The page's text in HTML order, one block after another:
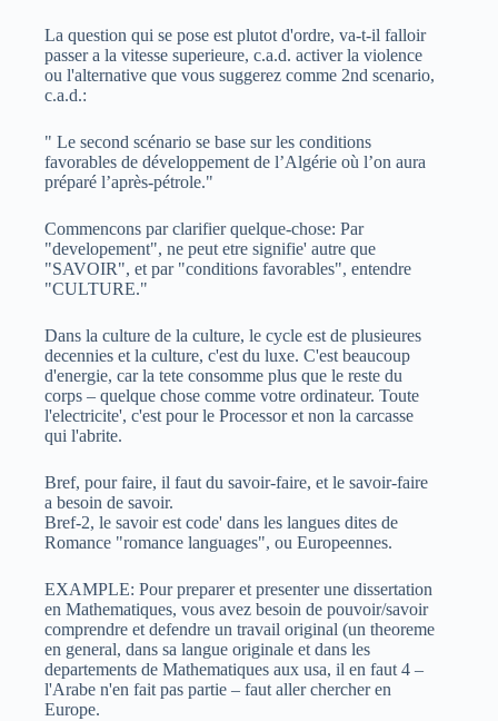
La question qui se pose est plutot d'ordre, va-t-il falloir
passer a la vitesse superieure, c.a.d. activer la violence
ou l'alternative que vous suggerez comme 2nd scenario,
c.a.d.:
" Le second scénario se base sur les conditions
favorables de développement de l’Algérie où l’on aura
préparé l’après-pétrole."
Commencons par clarifier quelque-chose: Par
"developement", ne peut etre signifie' autre que
"SAVOIR", et par "conditions favorables", entendre
"CULTURE."
Dans la culture de la culture, le cycle est de plusieures
decennies et la culture, c'est du luxe. C'est beaucoup
d'energie, car la tete consomme plus que le reste du
corps – quelque chose comme votre ordinateur. Toute
l'electricite', c'est pour le Processor et non la carcasse
qui l'abrite.
Bref, pour faire, il faut du savoir-faire, et le savoir-faire
a besoin de savoir.
Bref-2, le savoir est code' dans les langues dites de
Romance "romance languages", ou Europeennes.
EXAMPLE: Pour preparer et presenter une dissertation
en Mathematiques, vous avez besoin de pouvoir/savoir
comprendre et defendre un travail original (un theoreme
en general, dans sa langue originale et dans les
departements de Mathematiques aux usa, il en faut 4 –
l'Arabe n'en fait pas partie – faut aller chercher en
Europe.